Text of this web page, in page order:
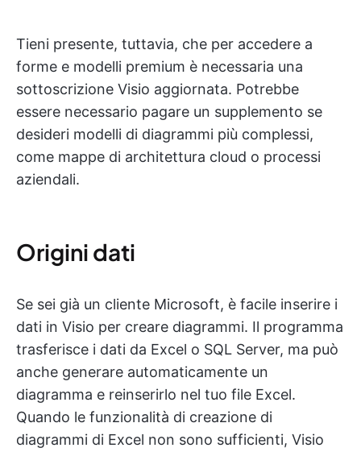
Tieni presente, tuttavia, che per accedere a
forme e modelli premium è necessaria una
sottoscrizione Visio aggiornata. Potrebbe
essere necessario pagare un supplemento se
desideri modelli di diagrammi più complessi,
come mappe di architettura cloud o processi
aziendali.
Origini dati
Se sei già un cliente Microsoft, è facile inserire i
dati in Visio per creare diagrammi. Il programma
trasferisce i dati da Excel o SQL Server, ma può
anche generare automaticamente un
diagramma e reinserirlo nel tuo file Excel.
Quando le funzionalità di creazione di
diagrammi di Excel non sono sufficienti, Visio